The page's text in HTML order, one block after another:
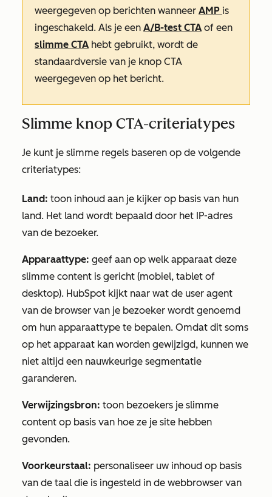
weergegeven op berichten wanneer AMP is
ingeschakeld. Als je een A/B-test CTA of een
slimme CTA hebt gebruikt, wordt de
standaardversie van je knop CTA
weergegeven op het bericht.
Slimme knop CTA-criteriatypes
Je kunt je slimme regels baseren op de volgende
criteriatypes:
Land: toon inhoud aan je kijker op basis van hun
land. Het land wordt bepaald door het IP-adres
van de bezoeker.
Apparaattype: geef aan op welk apparaat deze
slimme content is gericht (mobiel, tablet of
desktop). HubSpot kijkt naar wat de user agent
van de browser van je bezoeker wordt genoemd
om hun apparaattype te bepalen. Omdat dit soms
op het apparaat kan worden gewijzigd, kunnen we
niet altijd een nauwkeurige segmentatie
garanderen.
Verwijzingsbron: toon bezoekers je slimme
content op basis van hoe ze je site hebben
gevonden.
Voorkeurstaal: personaliseer uw inhoud op basis
van de taal die is ingesteld in de webbrowser van